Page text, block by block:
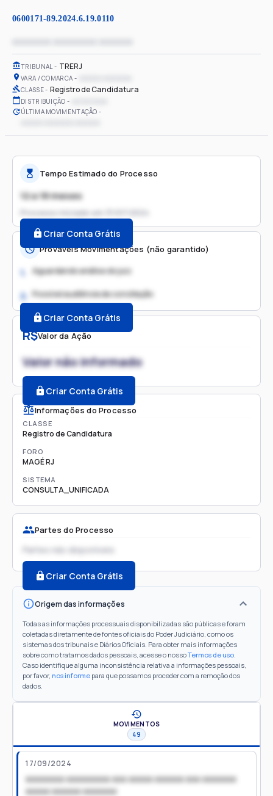
0600171-89.2024.6.19.0110
TRIBUNAL TRERJ
VARA / COMARCA
CLASSE Registro de Candidatura
DISTRIBUIÇÃO
ÚLTIMA MOVIMENTAÇÃO
R$Valor da Ação
Valor não informado
Criar Conta Grátis
Informações do Processo
CLASSE
Registro de Candidatura
FORO
MAGÉ RJ
SISTEMA
CONSULTA_UNIFICADA
Partes do Processo
Partes não disponíveis
Criar Conta Grátis
Origem das informações
Todas as informações processuais disponibilizadas são públicas e foram
coletadas diretamente de fontes oficiais do Poder Judiciário, como os
sistemas dos tribunais e Diários Oficiais. Para obter mais informações
sobre como tratamos dados pessoais, acesse o nossoTermos de uso.
Caso identifique alguma inconsistência relativa a informações pessoais,
por favor, nos informe para que possamos proceder com a remoção dos
dados.
Tempo Estimado do Processo
12 a 18 meses
Processo iniciado em
Criar Conta Grátis
Prováveis Movimentações (não garantido)
1. Aguardando análise do juiz
2. Possível audiência de conciliação
Criar Conta Grátis
MOVIMENTOS
49
17/09/2024
xxxxxxxx xxxxxxxxx xxx xxxxx xxxxxx xxx xxxxxxx
xxxxx xxxxxx xxxxxxx